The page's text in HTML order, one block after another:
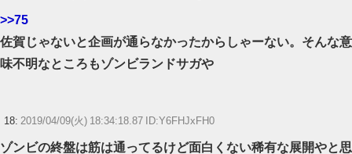
>>75
佐賀じゃないと企画が通らなかったからしゃーない。そんな意
味不明なところもゾンビランドサガや
18: 2019/04/09(火) 18:34:18.87 ID:Y6FHJxFH0
ゾンビの終盤は筋は通ってるけど面白くない稀有な展開やと思